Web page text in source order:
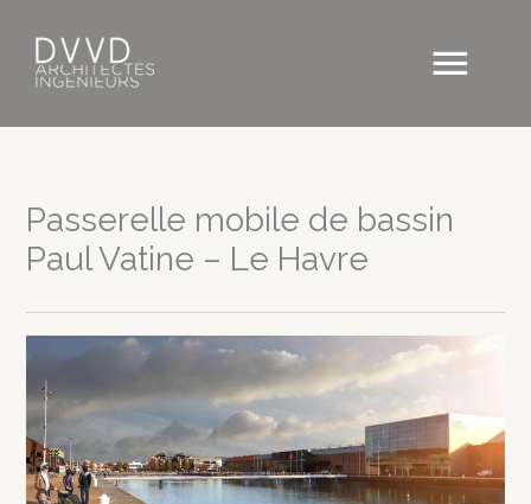
contenu
Passerelle mobile de bassin
Paul Vatine – Le Havre